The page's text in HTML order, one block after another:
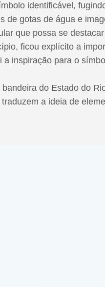
identificável,
de gotas de água e
que possa se
ficou explícito a
inspiração para o
do Estado do
a ideia de